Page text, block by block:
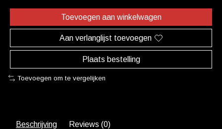
Toevoegen aan winkelwagen
Aan verlanglijst toevoegen
Plaats bestelling
Toevoegen om te vergelijken
Beschrijving Reviews (0)